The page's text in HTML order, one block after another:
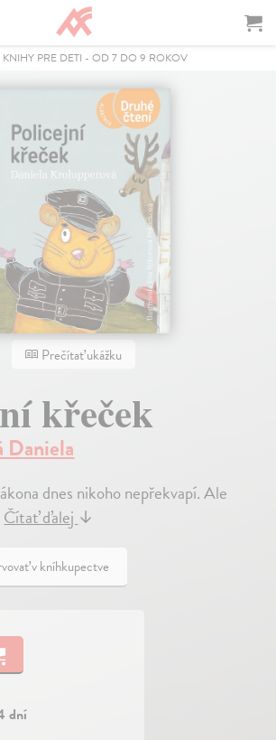
KNIHY PRE DETI - OD 7 DO 9 ROKOV
Prečítať ukážku
křeček
Daniela
dnes nikoho nepřekvapí. Ale
Čítať ďalej↓
v kníhkupectve
dní